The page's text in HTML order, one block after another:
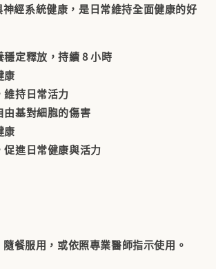
經系統健康，是日常維持全面健康的好
穩定釋放，持續 8 小時
康
維持日常活力
由基對細胞的傷害
康
促進日常健康與活力
餐服用，或依照專業醫師指示使用。